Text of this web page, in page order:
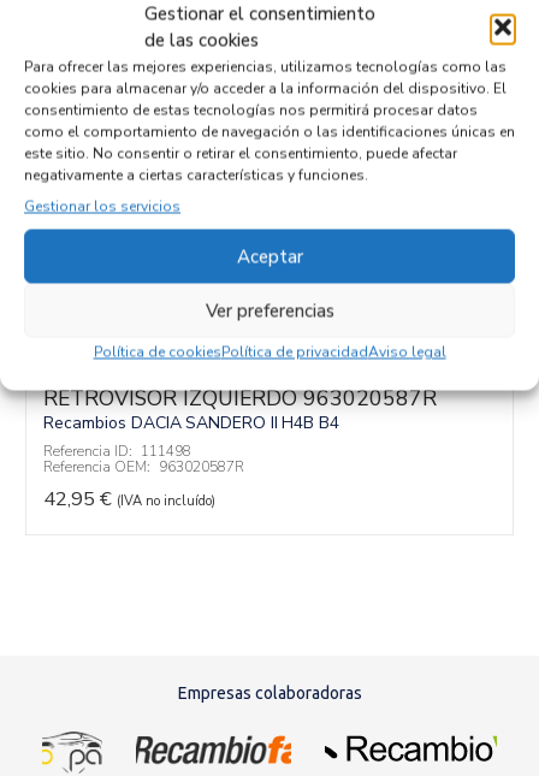
Gestionar el consentimiento
de las cookies
Para ofrecer las mejores experiencias, utilizamos tecnologías como las
cookies para almacenar y/o acceder a la información del dispositivo. El
consentimiento de estas tecnologías nos permitirá procesar datos
como el comportamiento de navegación o las identificaciones únicas en
este sitio. No consentir o retirar el consentimiento, puede afectar
negativamente a ciertas características y funciones.
Gestionar los servicios
Aceptar
Ver preferencias
Política de cookiesPolítica de privacidadAviso legal
5
Tipo de
combustible
Sin plomo 95
Código motor
H4B B4
Código cambio
Productos relacionados
RETROVISOR IZQUIERDO 963020587R
Recambios DACIASANDERO II H4B B4
Referencia ID: 111498
Referencia OEM: 963020587R
42,95 € (IVA no incluído)
Empresas colaboradoras